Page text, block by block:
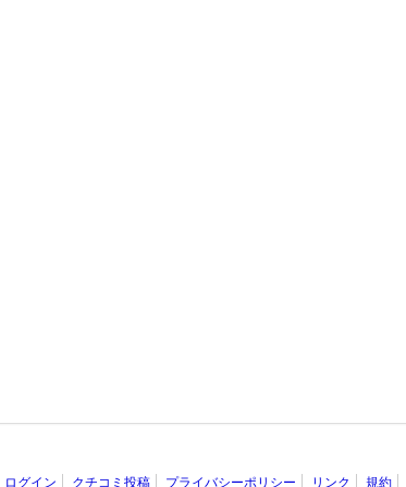
ログイン クチコミ投稿 プライバシーポリシー リンク 規約